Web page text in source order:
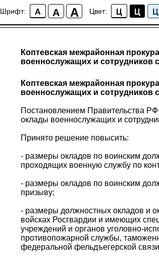
Шрифт: A A A Цвет: Ц Ц Ц
Коптевская межрайонная
военнослужащих и сотрудников
Коптевская межрайонная
военнослужащих и сотрудников
Постановлением Правительства
оклады военнослужащих и
Принято решение повысить:
- размеры окладов по воинским
проходящих военную службу по
- размеры окладов по воинским
призыву;
- размеры должностных окладов и
войсках Росгвардии и имеющих
учреждений и органов уголовно-
противопожарной службы,
федеральной фельдъегерской